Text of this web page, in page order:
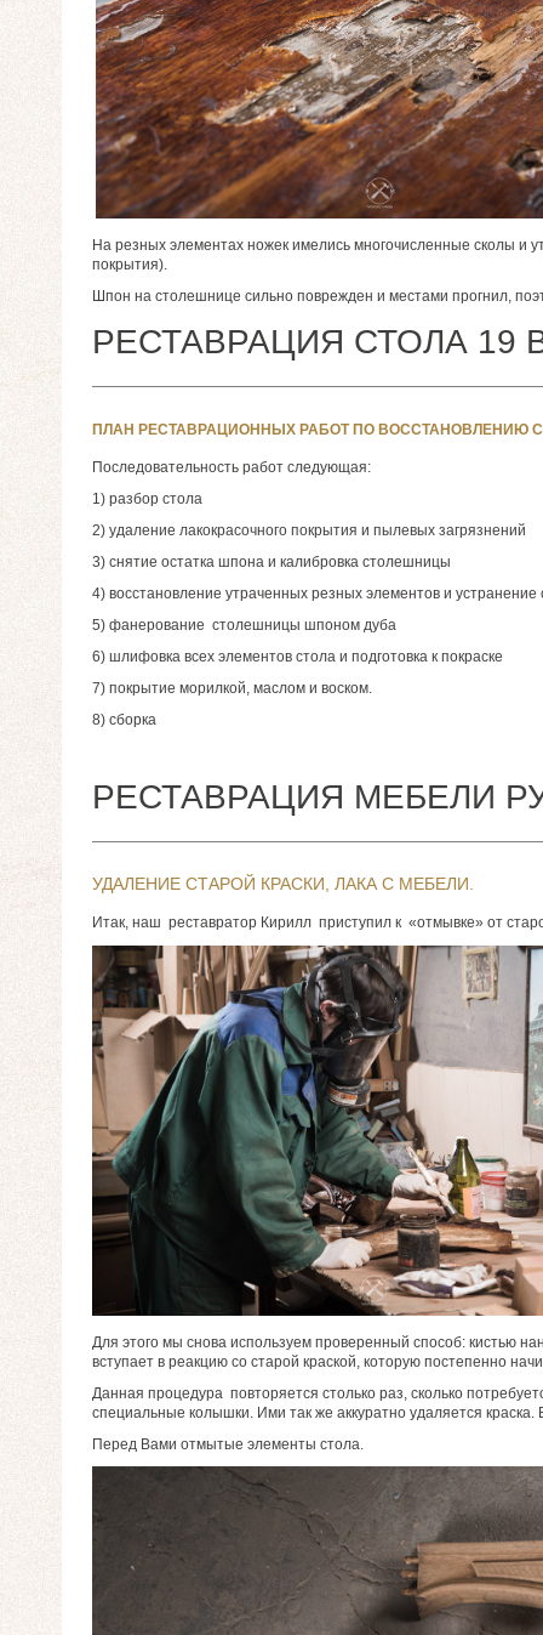
На резных элементах ножек имелись многочисленные сколы и
покрытия).
Шпон на столешнице сильно поврежден и местами прогнил,
РЕСТАВРАЦИЯ СТОЛА 19
ПЛАН РЕСТАВРАЦИОННЫХ РАБОТ ПО ВОССТАНОВЛЕНИЮ
Последовательность работ следующая:
1) разбор стола
2) удаление лакокрасочного покрытия и пылевых загрязнений
3) снятие остатка шпона и калибровка столешницы
4) восстановление утраченных резных элементов и устранение
5) фанерование столешницы шпоном дуба
6) шлифовка всех элементов стола и подготовка к покраске
7) покрытие морилкой, маслом и воском.
8) сборка
РЕСТАВРАЦИЯ МЕБЕЛИ
УДАЛЕНИЕ СТАРОЙ КРАСКИ, ЛАКА С МЕБЕЛИ.
Итак, наш реставратор Кирилл приступил к «отмывке» от
Для этого мы снова используем проверенный способ: кистью
вступает в реакцию со старой краской, которую постепенно
Данная процедура повторяется столько раз, сколько
специальные колышки. Ими так же аккуратно удаляется
Перед Вами отмытые элементы стола.